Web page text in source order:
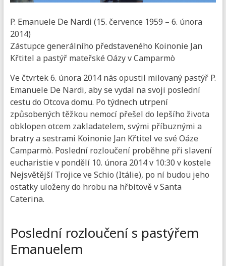
P. Emanuele De Nardi (15. července 1959 – 6. února
2014)
Zástupce generálního představeného Koinonie Jan
Křtitel a pastýř mateřské Oázy v Camparmò
Ve čtvrtek 6. února 2014 nás opustil milovaný pastýř P.
Emanuele De Nardi, aby se vydal na svoji poslední
cestu do Otcova domu. Po týdnech utrpení
způsobených těžkou nemocí přešel do lepšího života
obklopen otcem zakladatelem, svými příbuznými a
bratry a sestrami Koinonie Jan Křtitel ve své Oáze
Camparmò. Poslední rozloučení proběhne při slavení
eucharistie v pondělí 10. února 2014 v 10:30 v kostele
Nejsvětější Trojice ve Schio (Itálie), po ní budou jeho
ostatky uloženy do hrobu na hřbitově v Santa
Caterina.
Poslední rozloučení s pastýřem
Emanuelem